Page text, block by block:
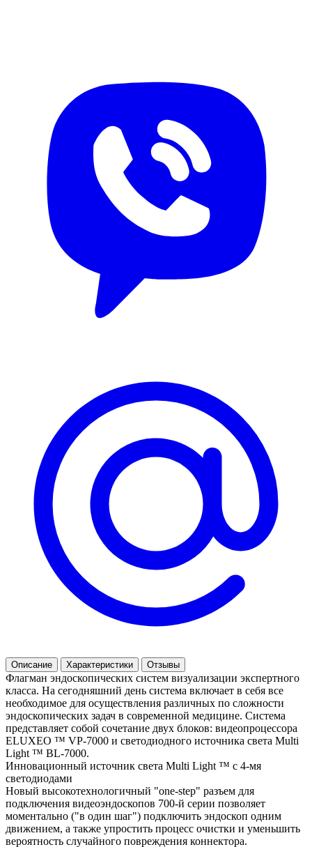
Описание Характеристики Отзывы
Флагман эндоскопических систем визуализации экспертного
класса. На сегодняшний день система включает в себя все
необходимое для осуществления различных по сложности
эндоскопических задач в современной медицине. Система
представляет собой сочетание двух блоков: видеопроцессора
ELUXEO ™ VP-7000 и светодиодного источника света Multi
Light ™ BL-7000.
Инновационный источник света Multi Light ™ с 4-мя
светодиодами
Новый высокотехнологичный "one-step" разъем для
подключения видеоэндоскопов 700-й серии позволяет
моментально ("в один шаг") подключить эндоскоп одним
движением, а также упростить процесс очистки и уменьшить
вероятность случайного повреждения коннектора.